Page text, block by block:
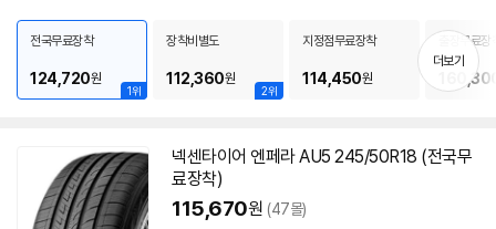
치
기
1위
전국무료장착
124,720원
2위
장착비별도
112,360원
지정점무료장착
114,450원
출장무료장
더보기
넥센타이어 엔페라 AU5 245/50R18 (전국무
료장착)
115,670원 (47몰)